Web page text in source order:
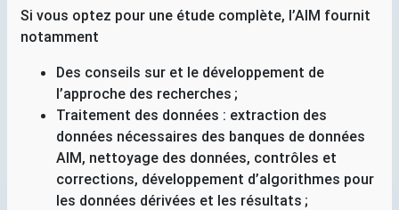
Si vous optez pour une étude complète, l’AIM fournit
notamment
Des conseils sur et le développement de
l’approche des recherches ;
Traitement des données : extraction des
données nécessaires des banques de données
AIM, nettoyage des données, contrôles et
corrections, développement d’algorithmes pour
les données dérivées et les résultats ;